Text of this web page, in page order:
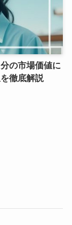
の市場価値に
徹底解説